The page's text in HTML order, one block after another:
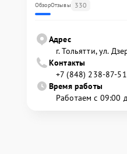
ОбзорОтзывы 330
Адрес
г. Тольятти, ул.
Контакты
+7 (848) 238-87-51
Время работы
Работаем с 09:00